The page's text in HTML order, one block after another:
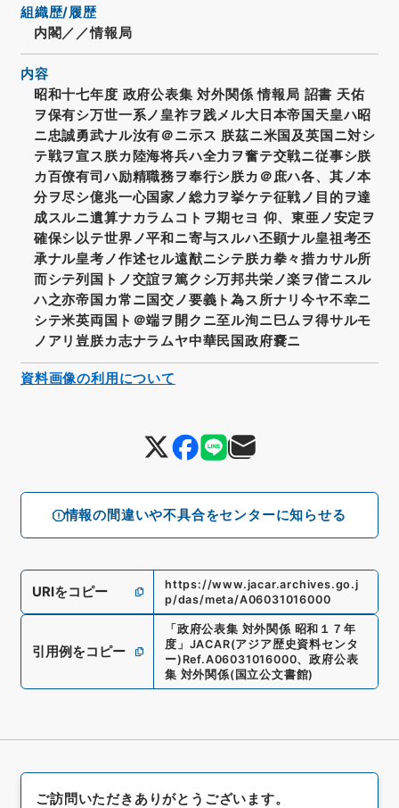
情報の間違いや不具合をセンターに知らせる
組織歴/履歴
内閣／／情報局
内容
昭和十七年度 政府公表集 対外関係 情報局 詔書 天佑
ヲ保有シ万世一系ノ皇祚ヲ践メル大日本帝国天皇ハ昭
ニ忠誠勇武ナル汝有＠ニ示ス 朕茲ニ米国及英国ニ対シ
テ戦ヲ宣ス朕カ陸海将兵ハ全力ヲ奮テ交戦ニ従事シ朕
カ百僚有司ハ励精職務ヲ奉行シ朕カ＠庶ハ各、其ノ本
分ヲ尽シ億兆一心国家ノ総力ヲ挙ケテ征戦ノ目的ヲ達
成スルニ遺算ナカラムコトヲ期セヨ 仰、東亜ノ安定ヲ
確保シ以テ世界ノ平和ニ寄与スルハ丕顕ナル皇祖考丕
承ナル皇考ノ作述セル遠猷ニシテ朕カ拳々措カサル所
而シテ列国トノ交誼ヲ篤クシ万邦共栄ノ楽ヲ偕ニスル
ハ之亦帝国カ常ニ国交ノ要義ト為ス所ナリ今ヤ不幸ニ
シテ米英両国ト＠端ヲ開クニ至ル洵ニ巳ムヲ得サルモ
ノアリ豈朕カ志ナラムヤ中華民国政府嚢ニ
URIをコピー
https://www.jacar.archives.go.j
p/das/meta/A06031016000
引用例をコピー
「 政府公表集 対外関係 昭和１７年
度 」 JACAR(アジア歴史資料センタ
ー) Ref.A06031016000、政府公表
集 対外関係( 国立公文書館)
資料画像の利用について
ご訪問いただきありがとうございます。